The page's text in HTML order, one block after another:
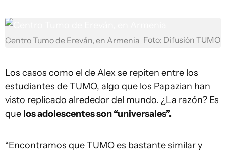
Centro Tumo de Ereván, en Armenia Foto: Difusión TUMO
Los casos como el de Alex se repiten entre los
estudiantes de TUMO, algo que los Papazian han
visto replicado alrededor del mundo. ¿La razón? Es
que los adolescentes son “universales”.
“Encontramos que TUMO es bastante similar y